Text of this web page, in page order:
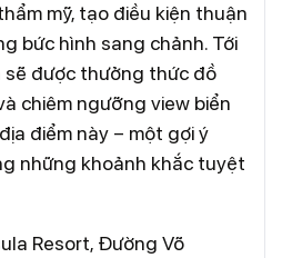
mỹ, tạo điều kiện thuận
bức hình sang chảnh. Tới
sẽ được thưởng thức đồ
chiêm ngưỡng view biển
điểm này – một gợi ý
những khoảnh khắc tuyệt
Resort, Đường Võ